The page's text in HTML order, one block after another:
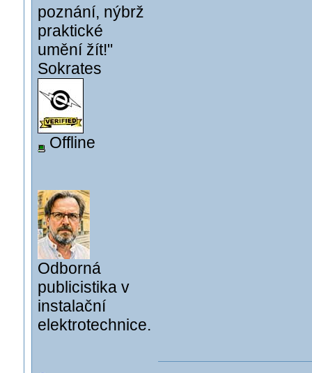
poznání, nýbrž
praktické
umění žít!"
Sokrates
Offline
Odborná
publicistika v
instalační
elektrotechnice.